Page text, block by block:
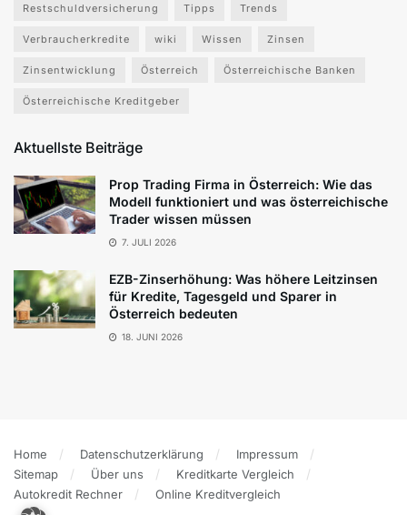
Restschuldversicherung Tipps Trends
Verbraucherkredite wiki Wissen Zinsen
Zinsentwicklung Österreich Österreichische Banken
Österreichische Kreditgeber
Aktuellste Beiträge
Prop Trading Firma in Österreich: Wie das
Modell funktioniert und was österreichische
Trader wissen müssen
7. JULI 2026
EZB-Zinserhöhung: Was höhere Leitzinsen
für Kredite, Tagesgeld und Sparer in
Österreich bedeuten
18. JUNI 2026
Home Datenschutzerklärung
Impressum
Sitemap
Über uns
Kreditkarte Vergleich
Autokredit Rechner
Online Kreditvergleich